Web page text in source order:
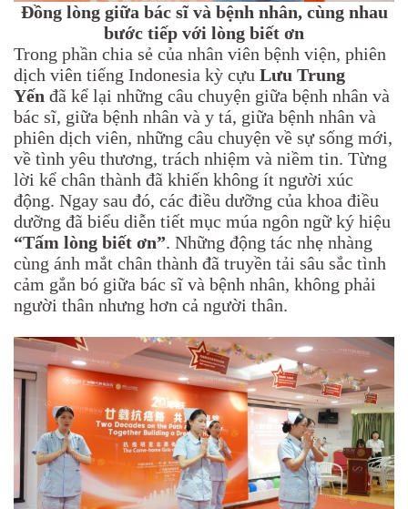
Đồng lòng giữa bác sĩ và bệnh nhân, cùng nhau
bước tiếp với lòng biết ơn
Trong phần chia sẻ của nhân viên bệnh viện, phiên
dịch viên tiếng Indonesia kỳ cựu Lưu Trung
Yến đã kể lại những câu chuyện giữa bệnh nhân và
bác sĩ, giữa bệnh nhân và y tá, giữa bệnh nhân và
phiên dịch viên, những câu chuyện về sự sống mới,
về tình yêu thương, trách nhiệm và niềm tin. Từng
lời kể chân thành đã khiến không ít người xúc
động. Ngay sau đó, các điều dưỡng của khoa điều
dưỡng đã biểu diễn tiết mục múa ngôn ngữ ký hiệu
“Tấm lòng biết ơn”. Những động tác nhẹ nhàng
cùng ánh mắt chân thành đã truyền tải sâu sắc tình
cảm gắn bó giữa bác sĩ và bệnh nhân, không phải
người thân nhưng hơn cả người thân.